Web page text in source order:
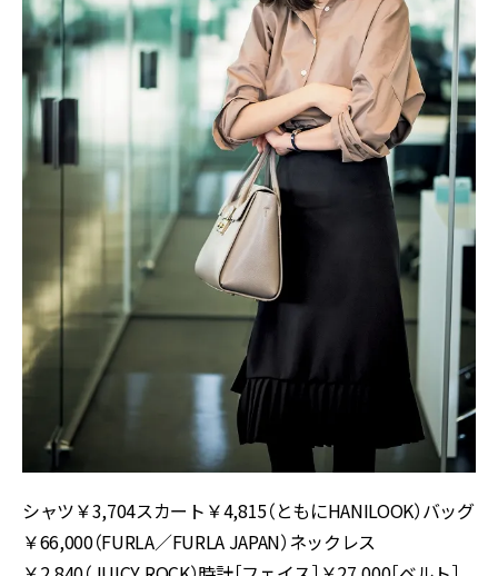
シャツ￥3,704スカート￥4,815（ともにHANILOOK）バッグ
￥66,000（FURLA／FURLA JAPAN）ネックレス